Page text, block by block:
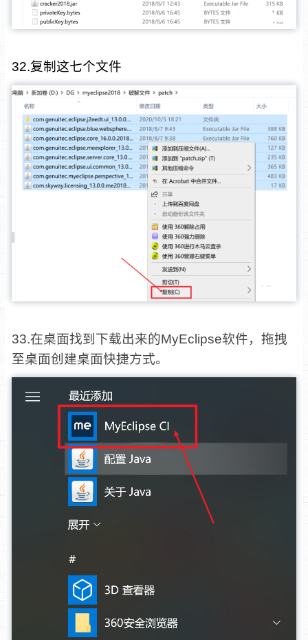
32.复制这七个文件
33.在桌面找到下载出来的MyEclipse软件，拖拽
至桌面创建桌面快捷方式。